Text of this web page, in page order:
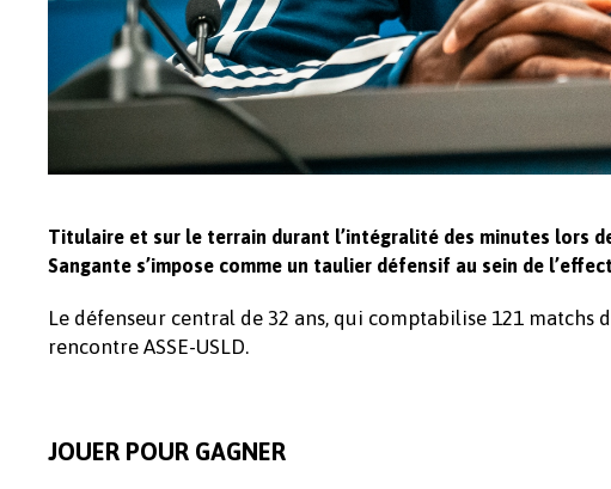
Titulaire et sur le terrain durant l’intégralité des minutes lors
Sangante s’impose comme un taulier défensif au sein de
Le défenseur central de 32 ans, qui comptabilise 121 matchs
rencontre ASSE-USLD.
JOUER POUR GAGNER